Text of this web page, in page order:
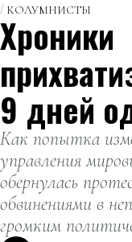
КОЛУМНИСТЫ
Хроники
9 дней
Как попытка
управления
обернулась
обвинениями в
громким